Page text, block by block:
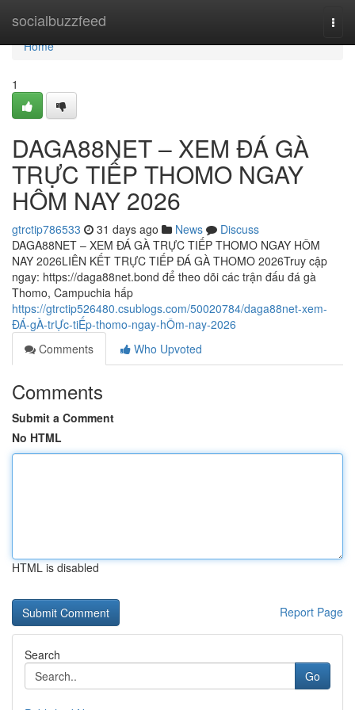
socialbuzzfeed
Home
Home
1
DAGA88NET – XEM ĐÁ GÀ
TRỰC TIẾP THOMO NGAY
HÔM NAY 2026
gtrctip786533 31 days ago News
Discuss
DAGA88NET – XEM ĐÁ GÀ TRỰC TIẾP THOMO NGAY HÔM
NAY 2026LIÊN KẾT TRỰC TIẾP ĐÁ GÀ THOMO 2026Truy cập
ngay: https://daga88net.bond để theo dõi các trận đấu đá gà
Thomo, Campuchia hấp
https://gtrctip526480.csublogs.com/50020784/daga88net-xem-
ĐÁ-gÀ-trỰc-tiẾp-thomo-ngay-hÔm-nay-2026
Comments
Who Upvoted
Comments
Submit a Comment
No HTML
HTML is disabled
Report Page
Search
Go